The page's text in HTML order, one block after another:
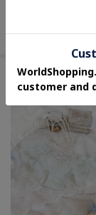
#上